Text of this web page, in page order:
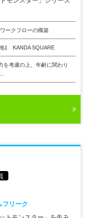
ークフローの構築
1 KANDA SQUARE
を考慮の上、年齢に関わり
フリーク